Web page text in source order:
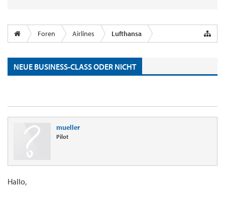
Foren Airlines Lufthansa
NEUE BUSINESS-CLASS ODER NICHT
mueller
Pilot
Hallo,